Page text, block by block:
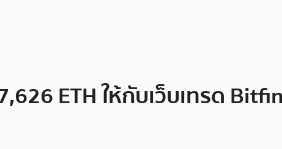
ETH ให้กับเว็บเทรด